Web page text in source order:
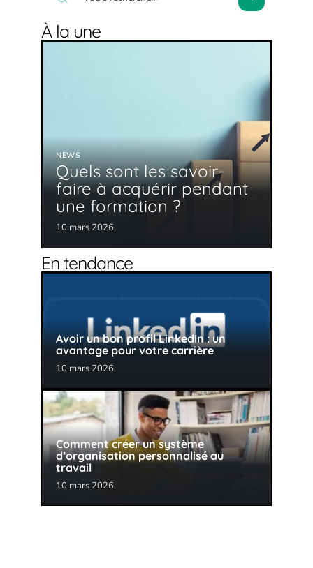
À la une
NEWS
Quels sont les savoir-
faire à acquérir pendant
une formation ?
10 mars 2026
En tendance
Avoir un bon profil LinkedIn : un
avantage pour votre carrière
10 mars 2026
Comment créer un système
d’organisation personnalisé au
travail
10 mars 2026